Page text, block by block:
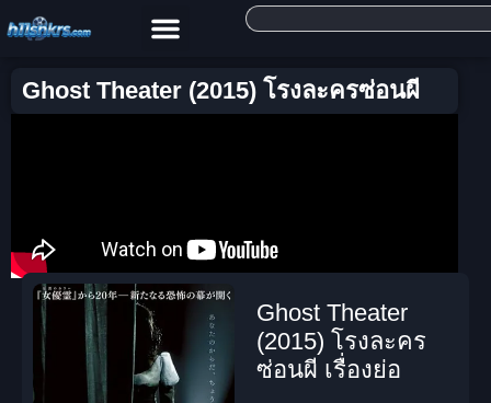
Ghost Theater (2015) โรงละครซ่อนผี
Ghost Theater
(2015) โรงละคร
ซ่อนผี เรื่องย่อ